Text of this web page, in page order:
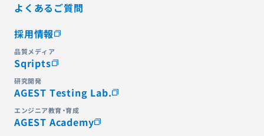
よくあるご質問
採用情報
品質メディア
Sqripts
研究開発
AGEST Testing Lab.
エンジニア教育・育成
AGEST Academy